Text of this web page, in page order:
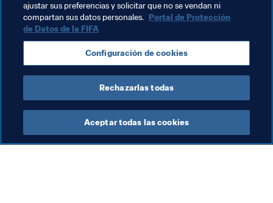
Temas relacionados
Scotland Finland Slovakia Iceland
España Poland
ajustar sus preferencias y solicitar que no se vendan ni
compartan sus datos personales. Portal de Protección
de Datos de la FIFA
Configuración de cookies
Rechazarlas todas
Aceptar todas las cookies